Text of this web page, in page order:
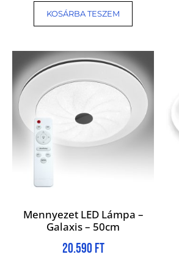
KOSÁRBA TESZEM
Mennyezet LED Lámpa –
Galaxis – 50cm
20.590 Ft